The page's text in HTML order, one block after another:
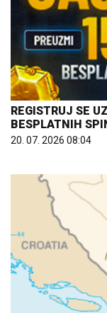
REGISTRUJ SE
BESPLATNIH
20. 07. 2026 08:04